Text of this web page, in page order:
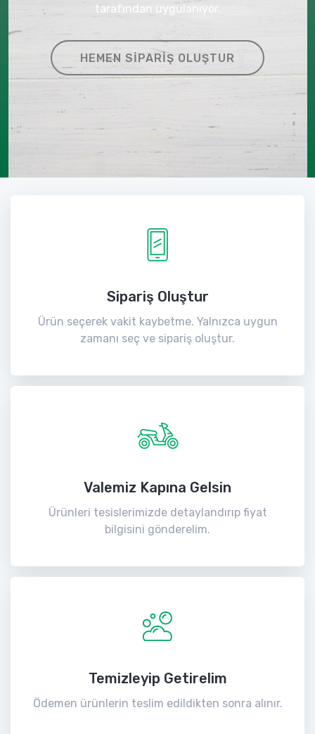
tarafından uygulanıyor.
HEMEN SIPARIŞ OLUŞTUR
Sipariş Oluştur
Ürün seçerek vakit kaybetme. Yalnızca uygun
zamanı seç ve sipariş oluştur.
Valemiz Kapına Gelsin
Ürünleri tesislerimizde detaylandırıp fiyat
bilgisini gönderelim.
Temizleyip Getirelim
Ödemen ürünlerin teslim edildikten sonra alınır.